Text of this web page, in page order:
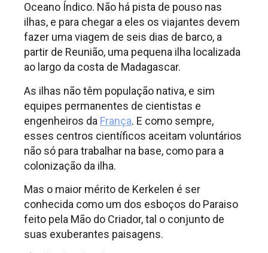
Oceano Índico. Não há pista de pouso nas
ilhas, e para chegar a eles os viajantes devem
fazer uma viagem de seis dias de barco, a
partir de Reunião, uma pequena ilha localizada
ao largo da costa de Madagascar.
As ilhas não têm população nativa, e sim
equipes permanentes de cientistas e
engenheiros da França. E como sempre,
esses centros científicos aceitam voluntários
não só para trabalhar na base, como para a
colonização da ilha.
Mas o maior mérito de Kerkelen é ser
conhecida como um dos esboços do Paraiso
feito pela Mão do Criador, tal o conjunto de
suas exuberantes paisagens.